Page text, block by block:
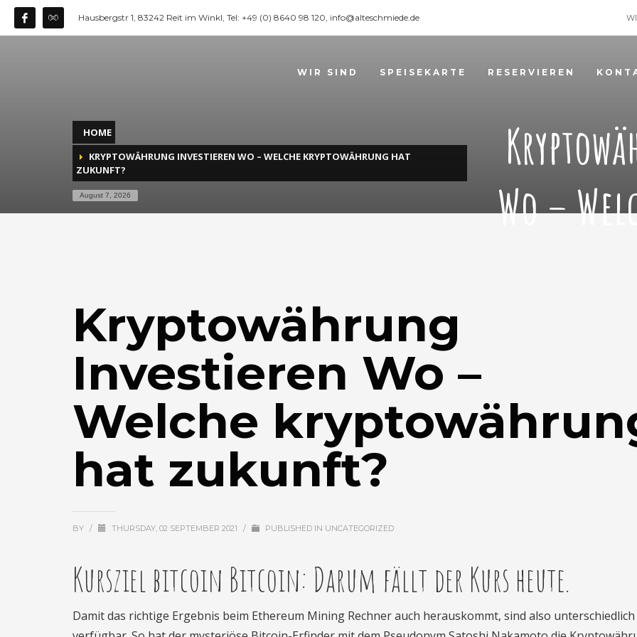
Hausbergstr 1, 83242 Reit im Winkl, Tel: +49 (0) 8640 98 120, info@alteschmiede.de
WIR SIND SPEISEKARTE RESERVIEREN
HOME
KRYPTOWÄHRUNG INVESTIEREN WO – WELCHE KRYPTOWÄHRUNG HAT
ZUKUNFT?
August 7, 2026
Wo –
Kryptowährung
Investieren Wo –
Welche
hat zukunft?
BY / THURSDAY, 02 SEPTEMBER 2021 / PUBLISHED IN UNCATEGORIZED
Kursziel bitcoin Bitcoin: Darum fällt der Kurs heute.
Damit das richtige Ergebnis beim Ethereum Mining Rechner auch herauskommt, sind also unterschiedlich